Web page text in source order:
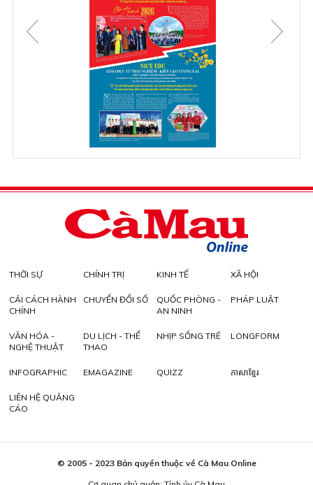
THỜI SỰ CHÍNH TRỊ KINH TẾ XÃ HỘI
CẢI CÁCH HÀNH
CHÍNH
CHUYỂN ĐỔI SỐ
QUỐC PHÒNG -
AN NINH
PHÁP LUẬT
VĂN HÓA -
NGHỆ THUẬT
DU LỊCH - THỂ
THAO
NHỊP SỐNG TRẺ LONGFORM
INFOGRAPHIC EMAGAZINE QUIZZ ភាសាខ្មែរ
LIÊN HỆ QUẢNG
CÁO
© 2005 - 2023 Bản quyền thuộc về Cà Mau Online